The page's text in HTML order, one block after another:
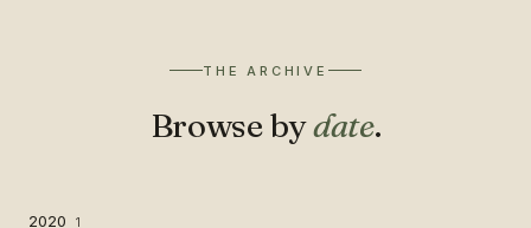
THE ARCHIVE
Browse bydate.
2020 1